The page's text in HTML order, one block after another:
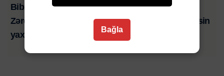
Bibim həkim səhlənkarlığının qurbanı oldu-
Zərdabda baş verən ağır yol qəzasında ölən şəxsin
yaxını şikayət edib-VİDEO
Bağla